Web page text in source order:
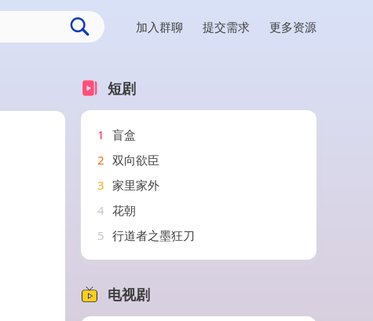
加入群聊 提交需求 更多资源
短剧
1
盲盒
2 双向欲臣
3 家里家外
4 花朝
5 行道者之墨狂刀
电视剧